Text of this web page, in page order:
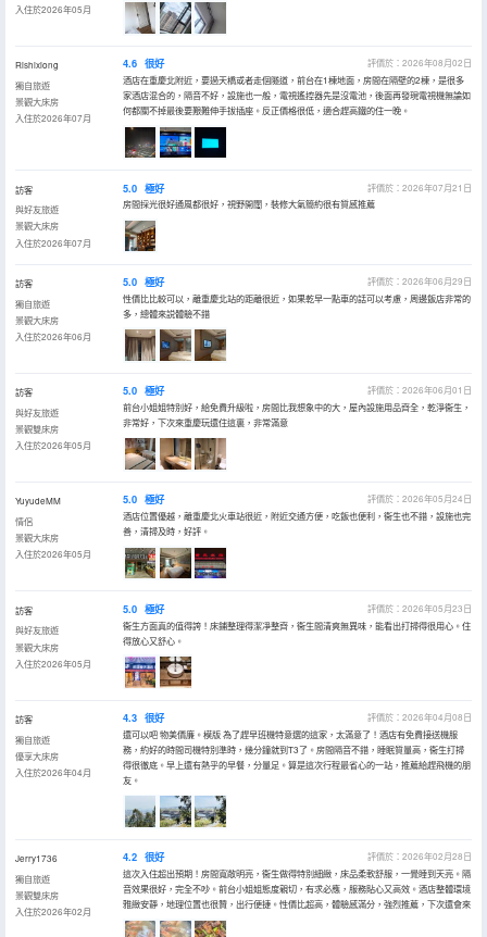
入住於2026年05月
Rishixiong
獨自旅遊
景觀大床房
入住於2026年07月
4.6 很好
評價於：2026年08月02日
酒店在重慶北附近，要過天橋或者走個隧道，前台在1棟地面，房間在隔壁的2棟，是很多
家酒店混合的，隔音不好，設施也一般，電視遙控器先是沒電池，後面再發現電視機無論如
何都關不掉最後要艱難伸手拔插座。反正價格很低，適合趕高鐵的住一晚。
訪客
與好友旅遊
景觀大床房
入住於2026年07月
5.0 極好
評價於：2026年07月21日
房間採光很好通風都很好，視野開闊，裝修大氣簡約很有質感推薦
訪客
獨自旅遊
景觀大床房
入住於2026年06月
5.0 極好
評價於：2026年06月29日
性價比比較可以，離重慶北站的距離很近，如果乾早一點車的話可以考慮，周邊飯店非常的
多，總體來説體驗不錯
訪客
與好友旅遊
景觀雙床房
入住於2026年05月
5.0 極好
評價於：2026年06月01日
前台小姐姐特別好，給免費升級啦，房間比我想象中的大，屋內設施用品齊全，乾淨衞生，
非常好，下次來重慶玩還住這裏，非常滿意
YuyudeMM
情侶
景觀大床房
入住於2026年05月
5.0 極好
評價於：2026年05月24日
酒店位置優越，離重慶北火車站很近，附近交通方便，吃飯也便利，衞生也不錯，設施也完
善，清掃及時，好評。
訪客
與好友旅遊
景觀大床房
入住於2026年05月
5.0 極好
評價於：2026年05月23日
衞生方面真的值得誇！床鋪整理得潔凈整齊，衞生間清爽無異味，能看出打掃得很用心。住
得放心又舒心。
訪客
獨自旅遊
優享大床房
入住於2026年04月
4.3 很好
評價於：2026年04月08日
還可以吧 物美價廉。模版 為了趕早班機特意選的這家，太滿意了！酒店有免費接送機服
務，約好的時間司機特別準時，幾分鐘就到T3了。房間隔音不錯，睡眠質量高，衞生打掃
得很徹底。早上還有熱乎的早餐，分量足。算是這次行程最省心的一站，推薦給趕飛機的朋
友。
Jerry1736
獨自旅遊
景觀雙床房
入住於2026年02月
4.2 很好
評價於：2026年02月28日
這次入住超出預期！房間寬敞明亮，衞生做得特別細緻，床品柔軟舒服，一覺睡到天亮。隔
音效果很好，完全不吵。前台小姐姐態度親切，有求必應，服務貼心又高效。酒店整體環境
雅緻安靜，地理位置也很贊，出行便捷。性價比超高，體驗感滿分，強烈推薦，下次還會來